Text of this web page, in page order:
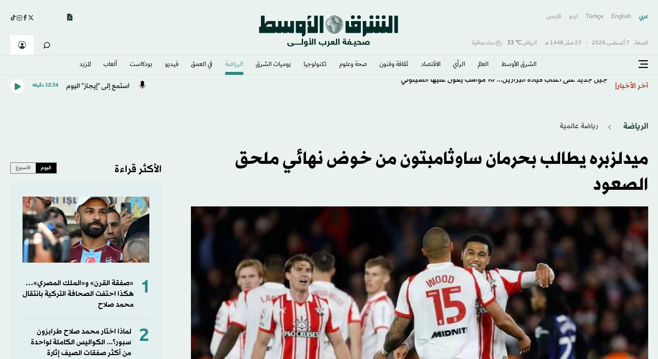
عربي English
Türkçe اردو فارسى
الجمعة, 7 أغسطس 2026 - 23 صفَر 1448 هـ الرياض℃
33 سماء صافية
الشرق الأوسط​ العالم الرأي الاقتصاد ثقافة وفنون صحة وعلوم تكنولوجيا يوميات الشرق​ الرياضة في العمق فيديو بودكاست ألعاب المزيد
آخر الأخبار جيل جديد على أعتاب قيادة البرازيل... 10 مواهب يعوّل عليها أنشيلوتي استمع إلى "إيجاز" اليوم 12:34 دقيقه
الرياضة رياضة عالمية
ميدلزبره يطالب بحرمان ساوثامبتون من خوض نهائي ملحق
الصعود
الأكثر قراءة اليوم الأسبوع
1
«صفقة القرن» و«الملك المصري»…
هكذا احتفت الصحافة التركية بانتقال
محمد صلاح
2
لماذا اختار محمد صلاح طرابزون
سبور؟... الكواليس الكاملة لواحدة
من أكثر صفقات الصيف إثارة